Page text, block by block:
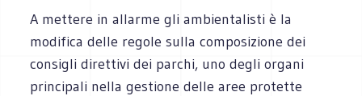
A mettere in allarme gli ambientalisti è la
modifica delle regole sulla composizione dei
consigli direttivi dei parchi, uno degli organi
principali nella gestione delle aree protette